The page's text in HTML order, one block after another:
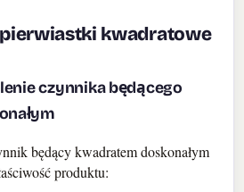
kwadratowe
czynnika będącego
będący kwadratem doskonałym
produktu: